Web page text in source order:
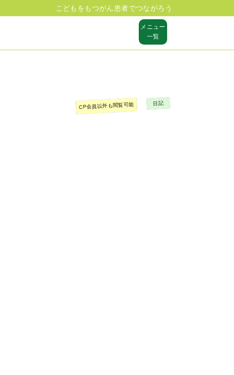
こどもをもつがん患者でつながろう
メニュー
一覧
CP会員以外も閲覧可能 日記